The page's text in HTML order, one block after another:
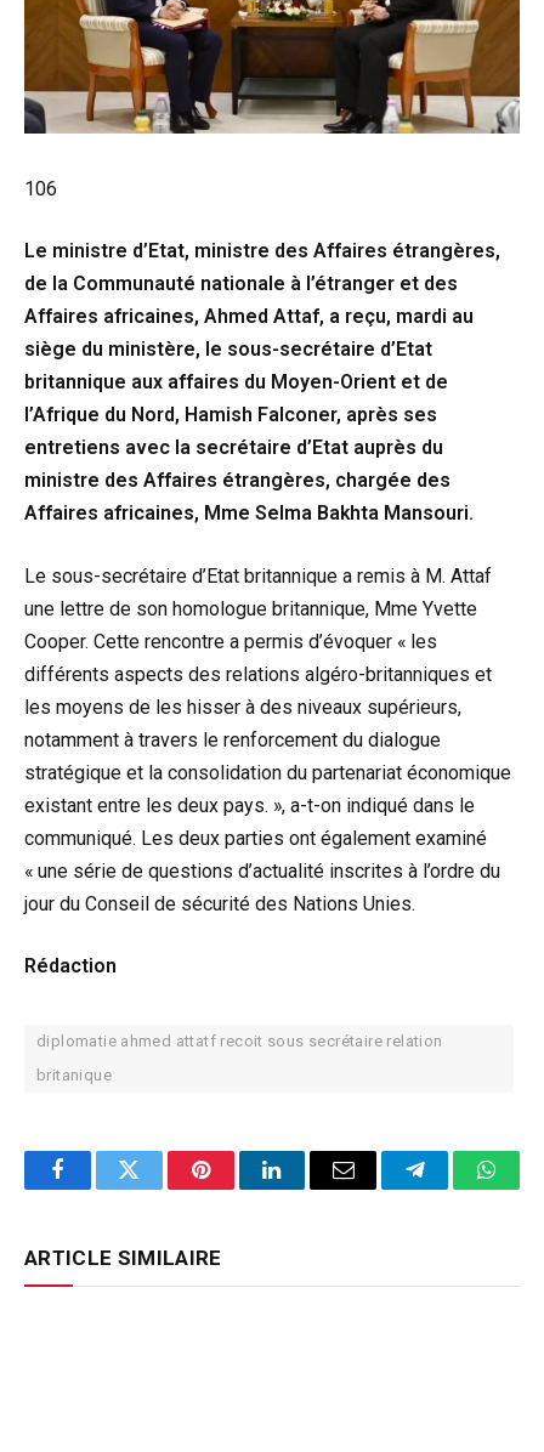
106
Le ministre d’Etat, ministre des Affaires étrangères,
de la Communauté nationale à l’étranger et des
Affaires africaines, Ahmed Attaf, a reçu, mardi au
siège du ministère, le sous-secrétaire d’Etat
britannique aux affaires du Moyen-Orient et de
l’Afrique du Nord, Hamish Falconer, après ses
entretiens avec la secrétaire d’Etat auprès du
ministre des Affaires étrangères, chargée des
Affaires africaines, Mme Selma Bakhta Mansouri.
Le sous-secrétaire d’Etat britannique a remis à M. Attaf
une lettre de son homologue britannique, Mme Yvette
Cooper. Cette rencontre a permis d’évoquer « les
différents aspects des relations algéro-britanniques et
les moyens de les hisser à des niveaux supérieurs,
notamment à travers le renforcement du dialogue
stratégique et la consolidation du partenariat économique
existant entre les deux pays. », a-t-on indiqué dans le
communiqué. Les deux parties ont également examiné
« une série de questions d’actualité inscrites à l’ordre du
jour du Conseil de sécurité des Nations Unies.
Rédaction
diplomatie ahmed attatf recoit sous secrétaire relation
britanique
FacebookTwitter PinterestLinkedInEmail Telegram
ARTICLE SIMILAIRE